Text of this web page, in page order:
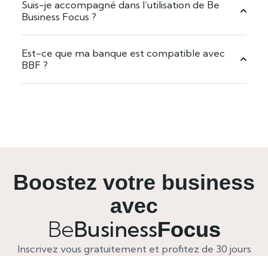
Suis-je accompagné dans l’utilisation de Be
Business Focus ?
Est-ce que ma banque est compatible avec
BBF ?
Boostez votre business
avec
BeBusinessFocus
Inscrivez vous gratuitement et profitez de 30 jours